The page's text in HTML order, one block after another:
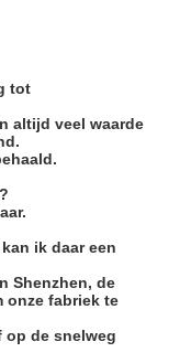
tot
altijd veel waarde
ik daar een
Shenzhen, de
onze fabriek te
op de snelweg